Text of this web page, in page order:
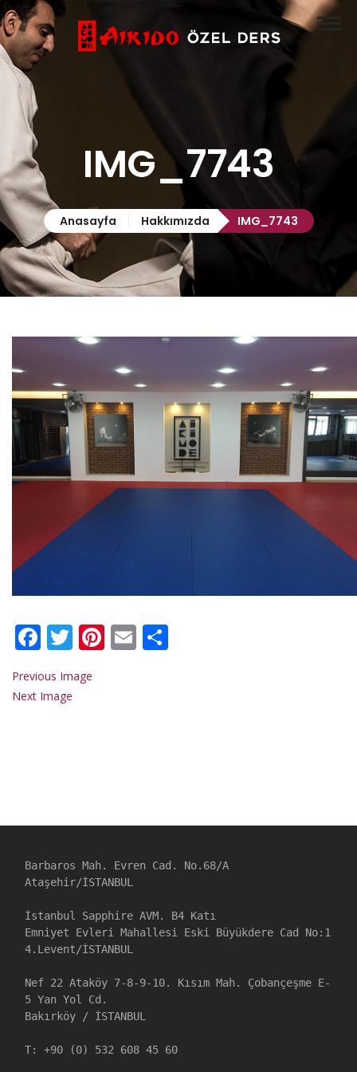
Anasayfa
Aikido
Özel Ders
Hakkımızda
İletişim IMG_7743
Anasayfa Hakkımızda IMG_7743
Facebook
Twitter
Pinterest
Email
Previous Image
Next Image
Barbaros Mah. Evren Cad. No.68/A
Ataşehir/İSTANBUL
İstanbul Sapphire AVM. B4 Katı
Emniyet Evleri Mahallesi Eski Büyükdere Cad No:1
4.Levent/İSTANBUL
Nef 22 Ataköy 7-8-9-10. Kısım Mah. Çobançeşme E-
5 Yan Yol Cd.
Bakırköy / İSTANBUL
T: +90 (0) 532 608 45 60